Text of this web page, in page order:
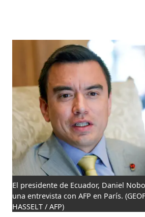
El presidente de Ecuador, Daniel
una entrevista con AFP en París.
HASSELT / AFP)